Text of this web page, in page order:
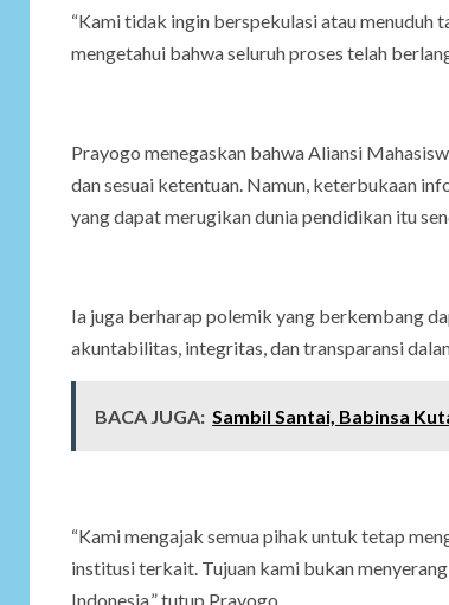
“Kami tidak ingin berspekulasi atau menuduh
mengetahui bahwa seluruh proses telah
Prayogo menegaskan bahwa Aliansi
dan sesuai ketentuan. Namun, keterbukaan
yang dapat merugikan dunia pendidikan itu
Ia juga berharap polemik yang berkembang
akuntabilitas, integritas, dan transparansi
BACA JUGA: Sambil Santai, Babinsa
“Kami mengajak semua pihak untuk tetap
institusi terkait. Tujuan kami bukan
Indonesia,” tutup Prayogo.